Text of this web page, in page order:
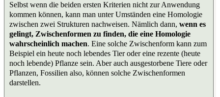
Selbst wenn die beiden ersten Kriterien nicht zur Anwendung
kommen können, kann man unter Umständen eine Homologie
zwischen zwei Strukturen nachweisen. Nämlich dann, wenn es
gelingt, Zwischenformen zu finden, die eine Homologie
wahrscheinlich machen. Eine solche Zwischenform kann zum
Beispiel ein heute noch lebendes Tier oder eine rezente (heute
noch lebende) Pflanze sein. Aber auch ausgestorbene Tiere oder
Pflanzen, Fossilien also, können solche Zwischenformen
darstellen.